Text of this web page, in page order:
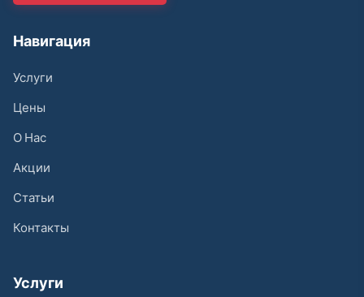
Навигация
Услуги
Цены
О Нас
Акции
Статьи
Контакты
Услуги